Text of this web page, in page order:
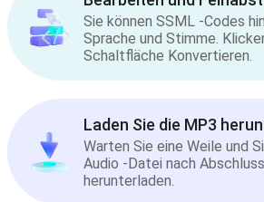
Sie können SSML -Codes
Sprache und Stimme.
Schaltfläche Konvertieren.
Laden Sie die MP3
Warten Sie eine Weile und
Audio -Datei nach
herunterladen.